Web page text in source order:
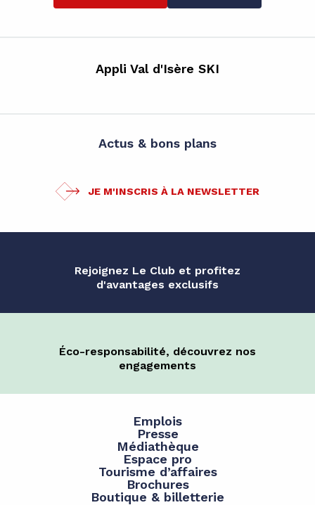
Appli Val d'Isère SKI
Actus & bons plans
JE M'INSCRIS À LA NEWSLETTER
Rejoignez Le Club et profitez
d'avantages exclusifs
Éco-responsabilité, découvrez nos
engagements
Emplois
Presse
Médiathèque
Espace pro
Tourisme d’affaires
Brochures
Boutique & billetterie